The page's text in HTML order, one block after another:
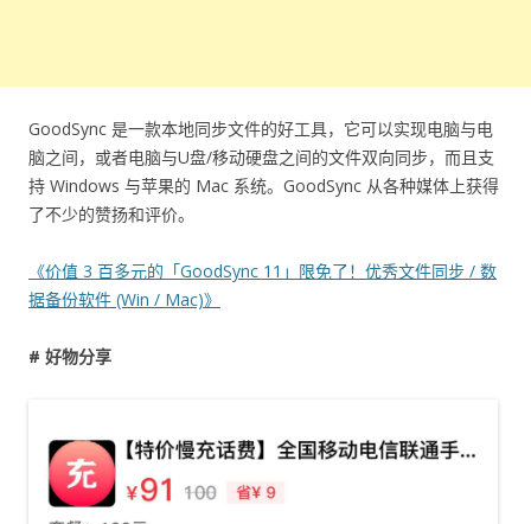
GoodSync 是一款本地同步文件的好工具，它可以实现电脑与电
脑之间，或者电脑与U盘/移动硬盘之间的文件双向同步，而且支
持 Windows 与苹果的 Mac 系统。GoodSync 从各种媒体上获得
了不少的赞扬和评价。
《价值 3 百多元的「GoodSync 11」限免了！优秀文件同步 / 数
据备份软件 (Win / Mac)》
# 好物分享